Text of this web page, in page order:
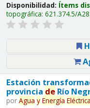
Disponibilidad: Ítems
topográfica: 621.374.5/
Estación
provincia deRío
por Agua y Energía